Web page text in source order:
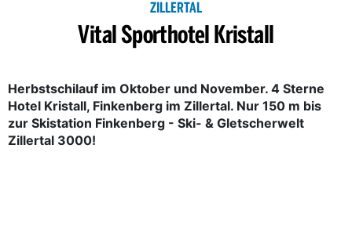
ZILLERTAL
Vital Sporthotel Kristall
Herbstschilauf im Oktober und November. 4 Sterne
Hotel Kristall, Finkenberg im Zillertal. Nur 150 m bis
zur Skistation Finkenberg - Ski- & Gletscherwelt
Zillertal 3000!